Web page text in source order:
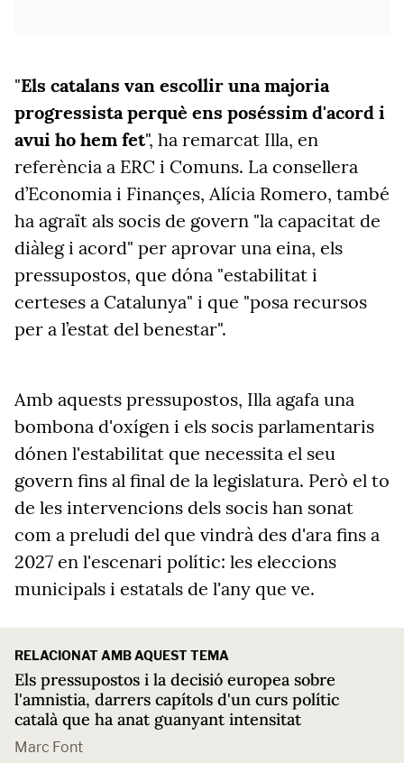
"Els catalans van escollir una majoria
progressista perquè ens poséssim d'acord i
avui ho hem fet", ha remarcat Illa, en
referència a ERC i Comuns. La consellera
d’Economia i Finançes, Alícia Romero, també
ha agraït als socis de govern "la capacitat de
diàleg i acord" per aprovar una eina, els
pressupostos, que dóna "estabilitat i
certeses a Catalunya" i que "posa recursos
per a l’estat del benestar".
Amb aquests pressupostos, Illa agafa una
bombona d'oxígen i els socis parlamentaris
dónen l'estabilitat que necessita el seu
govern fins al final de la legislatura. Però el to
de les intervencions dels socis han sonat
com a preludi del que vindrà des d'ara fins a
2027 en l'escenari polític: les eleccions
municipals i estatals de l'any que ve.
RELACIONAT AMB AQUEST TEMA
Els pressupostos i la decisió europea sobre
l'amnistia, darrers capítols d'un curs polític
català que ha anat guanyant intensitat
Marc Font